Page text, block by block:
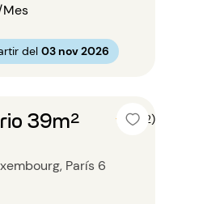
del 03 nov 2026
39m² 5 (2)
París 6